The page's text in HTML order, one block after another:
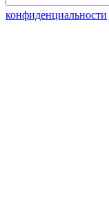
конфиденциальности